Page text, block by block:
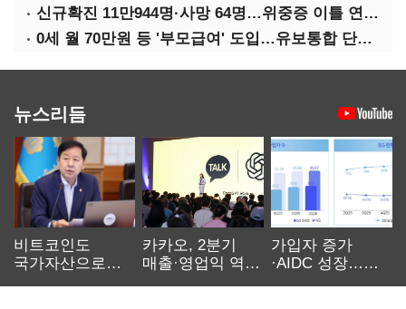
신규확진 11만944명·사망 64명…위중증 이틀 연속 500명대
0세 월 70만원 등 '부모급여' 도입…유보통합 단계적 추진
뉴스리듬
비트코인도
국가자산으로…'
카카오, 2분기
매출·영업익 역대
가입자 증가
·AIDC 성장…